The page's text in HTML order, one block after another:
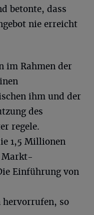
betonte, dass
nie erreicht
im Rahmen der
ihm und der
des
regele.
1,5 Millionen
Markt-
Einführung von
hervorrufen, so